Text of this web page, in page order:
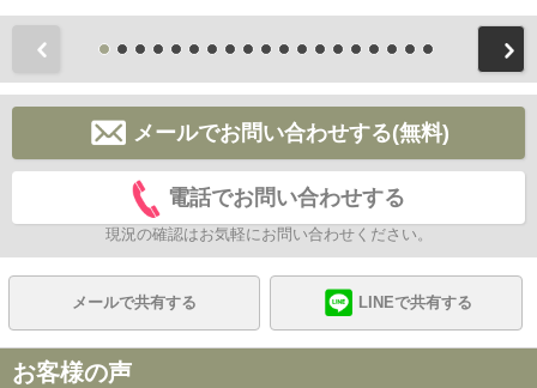
メールでお問い合わせする(無料)
電話でお問い合わせする
現況の確認はお気軽にお問い合わせください。
メールで共有する LINEで共有する
お客様の声